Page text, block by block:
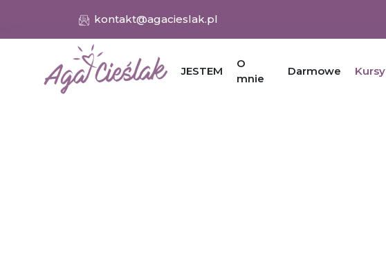
kontakt@agacieslak.pl
JESTEM
O
mnie
Darmowe Kursy